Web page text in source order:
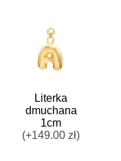
Literka
dmuchana
1cm
(+149.00 zł)